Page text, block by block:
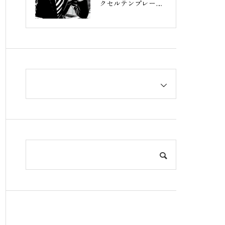
クセルテンプレート